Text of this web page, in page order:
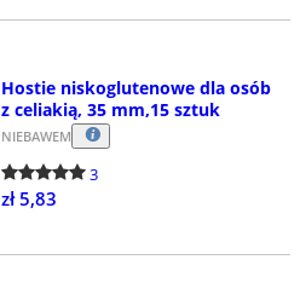
Hostie niskoglutenowe dla osób
z celiakią, 35 mm,15 sztuk
NIEBAWEM
3
zł 5,83